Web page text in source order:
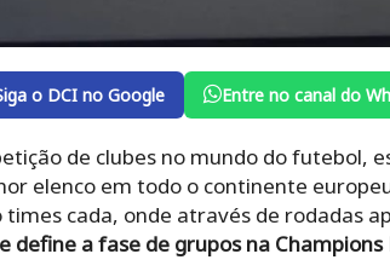
o DCI no Google Entre no canal do
de clubes no mundo do futebol,
elenco em todo o continente
cada, onde através de rodadas
define a fase de grupos na